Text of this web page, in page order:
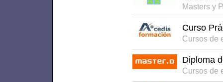
Masters y
Curso
Cursos de
Diploma
Cursos de